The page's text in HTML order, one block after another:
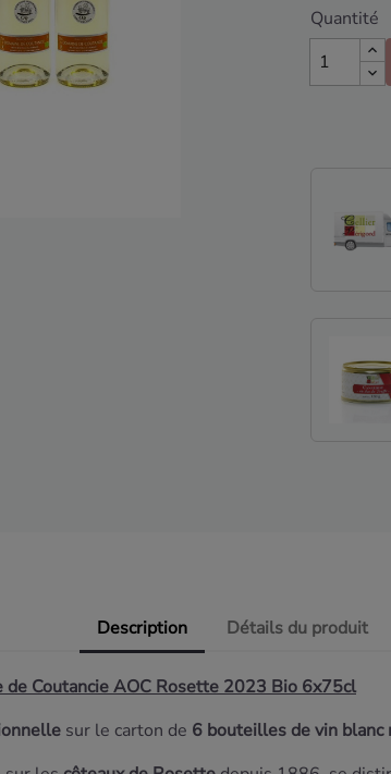
Quantité
Description Détails du produit
Coutancie AOC Rosette 2023 Bio 6x75cl
sur le carton de 6 bouteilles de vin